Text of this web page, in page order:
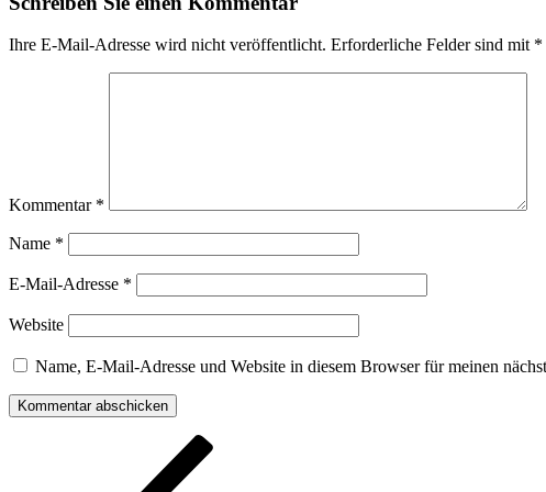
Ihre E-Mail-Adresse wird nicht veröffentlicht. Erforderliche Felder sind mit *
Kommentar *
Name *
E-Mail-Adresse *
Website
Name, E-Mail-Adresse und Website in diesem Browser für meinen
Beitragsnavigation